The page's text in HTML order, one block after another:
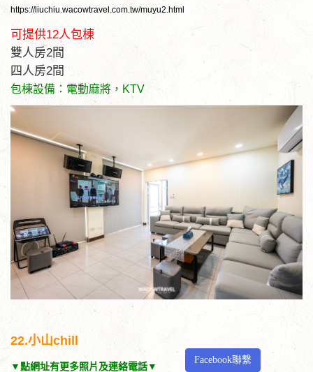
https://liuchiu.wacowtravel.com.tw/muyu2.html
可提供12人包棟
雙人房2間
四人房2間
包棟設備：電動麻將，KTV
22.小山chill
▼點網址有更多照片及連絡電話▼
Facebook聯繫